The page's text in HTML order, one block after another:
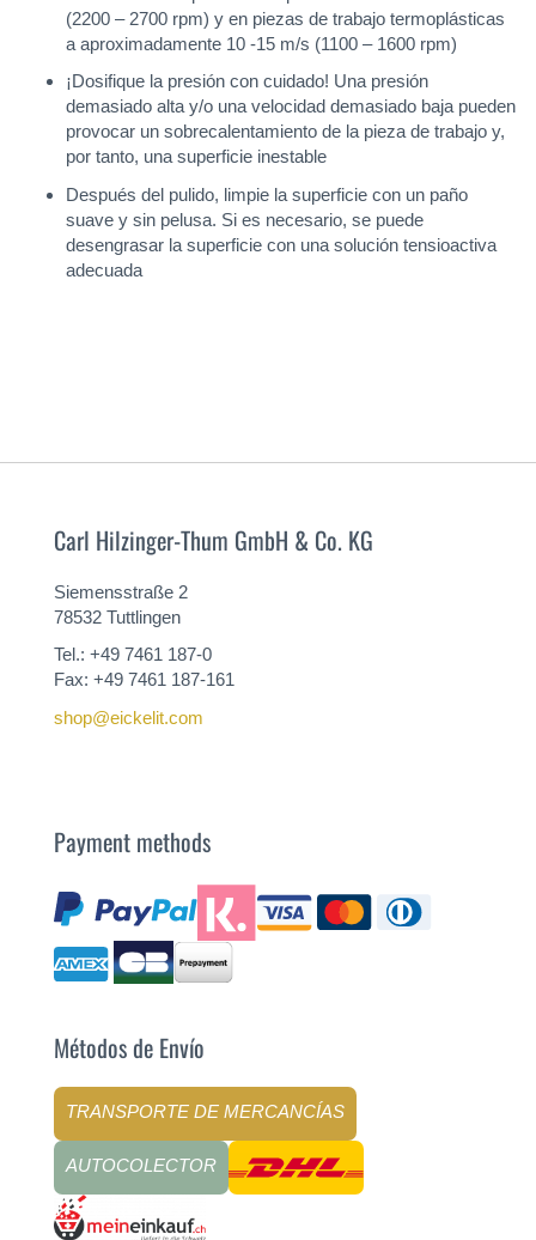
(2200 – 2700 rpm) y en piezas de trabajo termoplásticas
a aproximadamente 10 -15 m/s (1100 – 1600 rpm)
¡Dosifique la presión con cuidado! Una presión
demasiado alta y/o una velocidad demasiado baja pueden
provocar un sobrecalentamiento de la pieza de trabajo y,
por tanto, una superficie inestable
Después del pulido, limpie la superficie con un paño
suave y sin pelusa. Si es necesario, se puede
desengrasar la superficie con una solución tensioactiva
adecuada
Carl Hilzinger-Thum GmbH & Co. KG
Siemensstraße 2
78532 Tuttlingen
Tel.: +49 7461 187-0
Fax: +49 7461 187-161
shop@eickelit.com
Payment methods
Métodos de Envío
TRANSPORTE DE MERCANCÍAS
AUTOCOLECTOR